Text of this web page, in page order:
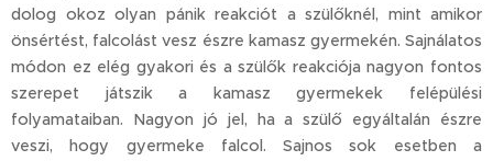
dolog okoz olyan pánik reakciót a szülőknél, mint amikor
önsértést, falcolást vesz észre kamasz gyermekén. Sajnálatos
módon ez elég gyakori és a szülők reakciója nagyon fontos
szerepet játszik a kamasz gyermekek felépülési
folyamataiban. Nagyon jó jel, ha a szülő egyáltalán észre
veszi, hogy gyermeke falcol. Sajnos sok esetben a